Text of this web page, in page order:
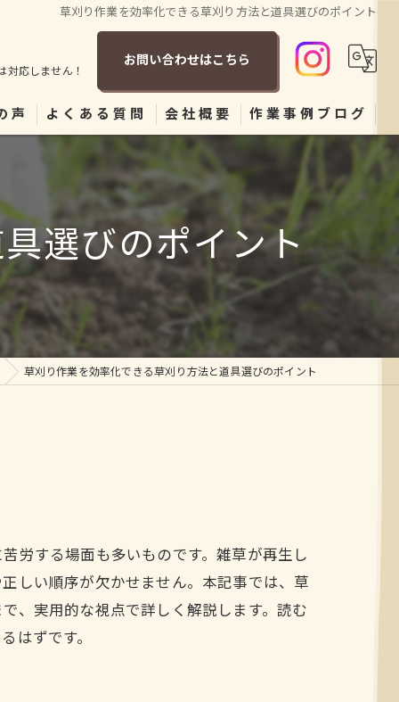
草刈り作業を効率化できる草刈り方法と道具選びのポイント
応しません！
お問い合わせはこちら
声 よくある質問 会社概要 作業事例ブログ
選びのポイント
草刈り作業を効率化できる草刈り方法と道具選びのポイント
労する場面も多いものです。雑草が再生し
しい順序が欠かせません。本記事では、草
、実用的な視点で詳しく解説します。読む
はずです。